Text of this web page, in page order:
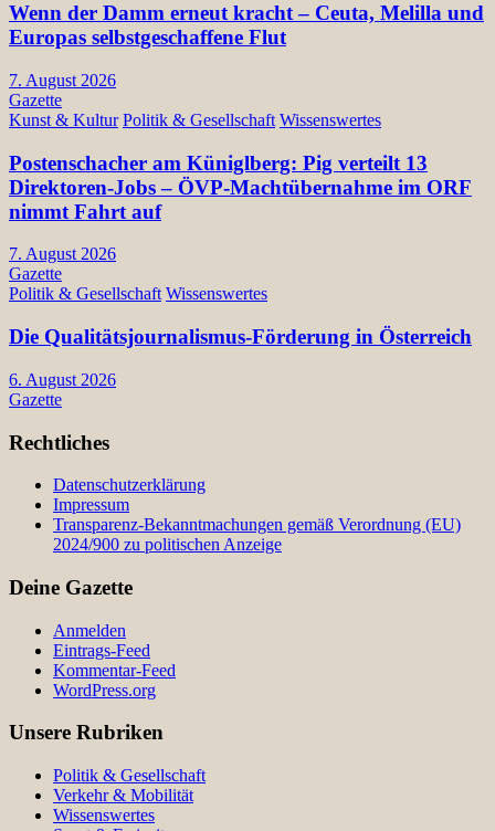
Wenn der Damm erneut kracht – Ceuta, Melilla und
Europas selbstgeschaffene Flut
7. August 2026
Gazette
Kunst & Kultur Politik & Gesellschaft Wissenswertes
Postenschacher am Küniglberg: Pig verteilt 13
Direktoren-Jobs – ÖVP-Machtübernahme im ORF
nimmt Fahrt auf
7. August 2026
Gazette
Politik & Gesellschaft Wissenswertes
Die Qualitätsjournalismus-Förderung in Österreich
6. August 2026
Gazette
Rechtliches
Datenschutzerklärung
Impressum
Transparenz-Bekanntmachungen gemäß Verordnung (EU)
2024/900 zu politischen Anzeige
Deine Gazette
Anmelden
Eintrags-Feed
Kommentar-Feed
WordPress.org
Unsere Rubriken
Politik & Gesellschaft
Verkehr & Mobilität
Wissenswertes